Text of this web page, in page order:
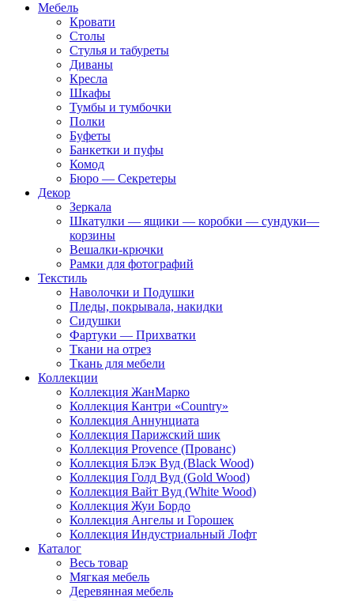
Мебель
Кровати
Столы
Стулья и табуреты
Диваны
Кресла
Шкафы
Тумбы и тумбочки
Полки
Буфеты
Банкетки и пуфы
Комод
Бюро — Секретеры
Декор
Зеркала
Шкатулки — ящики — коробки — сундуки—
корзины
Вешалки-крючки
Рамки для фотографий
Текстиль
Наволочки и Подушки
Пледы, покрывала, накидки
Сидушки
Фартуки — Прихватки
Ткани на отрез
Ткань для мебели
Коллекции
Коллекция ЖанМарко
Коллекция Кантри «Country»
Коллекция Аннунциата
Коллекция Парижский шик
Коллекция Provence (Прованс)
Коллекция Блэк Вуд (Black Wood)
Коллекция Голд Вуд (Gold Wood)
Коллекция Вайт Вуд (White Wood)
Коллекция Жуи Бордо
Коллекция Ангелы и Горошек
Коллекция Индустриальный Лофт
Каталог
Весь товар
Мягкая мебель
Деревянная мебель